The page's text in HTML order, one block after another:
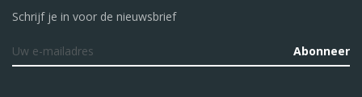
Schrijf je in voor de nieuwsbrief
Abonneer